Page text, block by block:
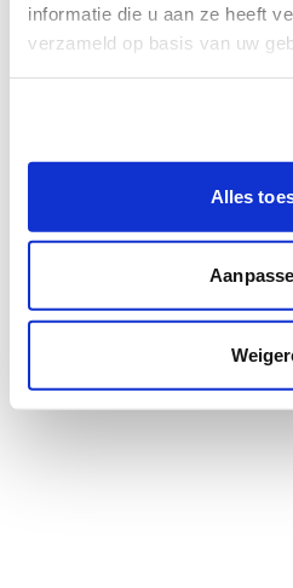
informatie die u aan ze heeft
verzameld op basis van uw
Alles